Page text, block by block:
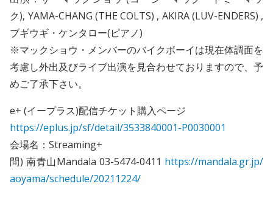
ク), YAMA-CHANG (THE COLTS) , AKIRA (LUV-ENDERS) ,
ブギウギ・ケンタロー(ピアノ)
※マックショウ・メンバーのバイクボーイは現在体調面を
考慮し外出及びライブ出演を見合わせておりますので、予
めご了承下さい。
e+ (イープラス)配信チケット購入ページ
https://eplus.jp/sf/detail/3533840001-P0030001
会場名：Streaming+
問) 南青山Mandala 03-5474-0411 https://mandala.gr.jp/
aoyama/schedule/20211224/